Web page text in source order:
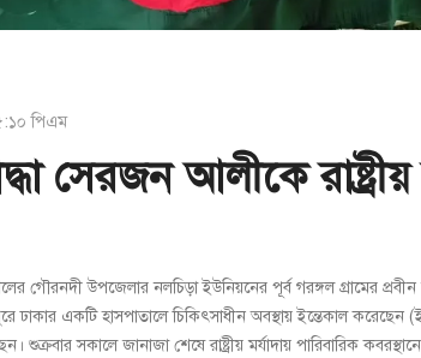
পিএম
সেরজন আলীকে
গৌরনদী উপজেলার নলচিড়া ইউনিয়নের পূর্ব গরঙ্গল গ্রামের
ঢাকার একটি হাসপাতালে চিকিৎসাধীন অবস্থায় ইন্তেকাল করেছেন
সকালে জানাজা শেষে রাষ্ট্রীয় মর্যাদায় পারিবারিক